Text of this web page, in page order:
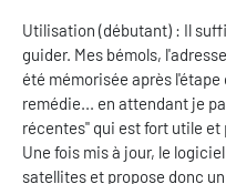
Utilisation (débutant) : Il
guider. Mes bémols,
été mémorisée après
remédie... en attendant je
récentes" qui est fort utile et
Une fois mis à jour, le
satellites et propose donc